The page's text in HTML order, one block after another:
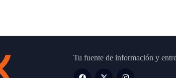
Tu fuente de información y